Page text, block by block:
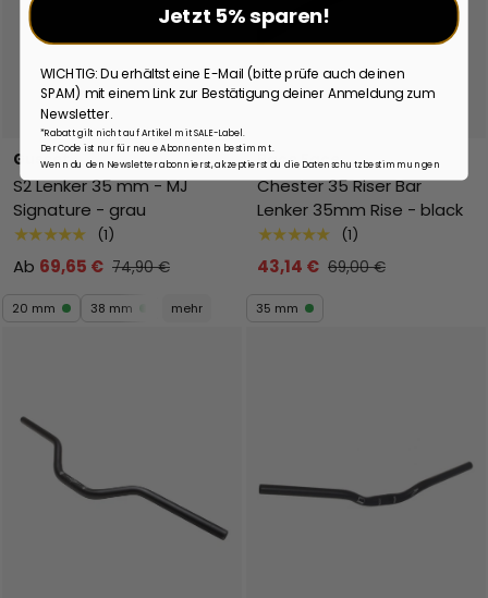
Gusset
S2 Lenker 35 mm - MJ
Signature - grau
★★★★★ (1)
Ab 69,65 € 74,90 €
20 mm 38 mm mehr
Race Face
Chester 35 Riser Bar
Lenker 35mm Rise - black
★★★★★ (1)
43,14 € 69,00 €
35 mm
Jetzt 5% sparen!
WICHTIG: Du erhältst eine E-Mail (bitte prüfe auch deinen
SPAM) mit einem Link zur Bestätigung deiner Anmeldung zum
Newsletter.
*Rabatt gilt nicht auf Artikel mit SALE-Label.
Der Code ist nur für neue Abonnenten bestimmt.
Wenn du den Newsletter abonnierst, akzeptierst du die Datenschutzbestimmungen